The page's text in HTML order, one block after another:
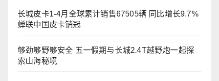
长城皮卡1-4月全球累计销售67505辆 同比增长9.7%
蝉联中国皮卡销冠
够劲够野够安全 五一假期与长城2.4T越野炮一起探
索山海秘境